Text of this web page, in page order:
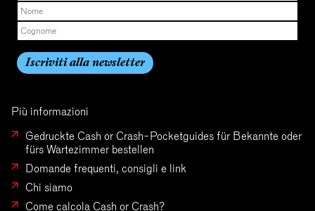
Più informazioni
Gedruckte Cash or Crash-Pocketguides für Bekannte oder
fürs Wartezimmer bestellen
Domande frequenti, consigli e link
Chi siamo
Come calcola Cash or Crash?